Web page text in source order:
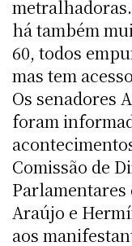
há também
60, todos
mas tem
Os senadores
foram
Comissão de
Araújo e
aos